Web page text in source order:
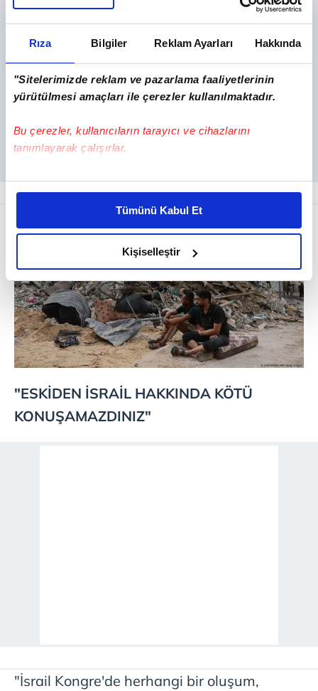
Rıza Bilgiler Reklam Ayarları Hakkında
"Sitelerimizde reklam ve pazarlama faaliyetlerinin
yürütülmesi amaçları ile çerezler kullanılmaktadır.
Bu çerezler, kullanıcıların tarayıcı ve cihazlarını
tanımlayarak çalışırlar.
Bu çerezlere izin vermeniz halinde sizlere özel
daha iyi reklam deneyimi yaşatabiliriz. Bunu yaparken
amacımızın size daha iyi bir reklam deneyimi sunmak
olduğunu ve sizlere en iyi içerikleri sunabilmek adına
elimizden gelen çabayı gösterdiğimizi ve bu noktada,
reklamların maliyetlerimizi karşılamak noktasında tek gelir
kalemimiz olduğunu sizlere hatırlatmak isteriz.
Her halükârda, kullanıcılar, bu çerezlere izin vermedikleri
takdirde, kullanıcılara hedefli reklamlar
gösterilmeyecektir."
Sitemizde kendimize ve üçüncü kişilere ait çerezler
hazırlanmış Aydınlatma Metnimizi okumak ve sitemizde
Tümünü Kabul Et
Kişiselleştir
"ESKİDEN İSRAİL HAKKINDA KÖTÜ
KONUŞAMAZDINIZ"
"İsrail Kongre'de herhangi bir oluşum,